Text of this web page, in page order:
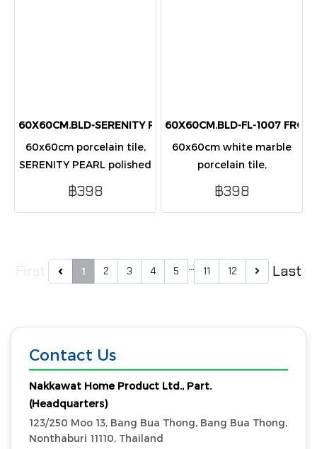
60X60CM.BLD-SERENITY PEARL (PD-1001) POL
60x60cm porcelain tile,
SERENITY PEARL polished
finish, elegant beige
stone design, glossy and
฿398
60X60CM.BLD-FL-1007
60x60cm white marble
porcelain tile,
PROFITLAND BIANCO
polished finish, glossy,
฿398
1 2 3 4 5 … 11 12 Last
Contact Us
Nakkawat Home Product Ltd., Part.
(Headquarters)
123/250 Moo 13, Bang Bua Thong, Bang Bua Thong,
Nonthaburi 11110, Thailand